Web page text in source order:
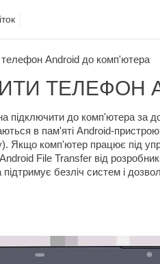
телефон Android до комп'ютера
ТЕЛЕФОН
підключити до комп'ютера
в пам'яті Android-
Якщо комп'ютер працює під
File Transfer від
підтримує безліч систем і